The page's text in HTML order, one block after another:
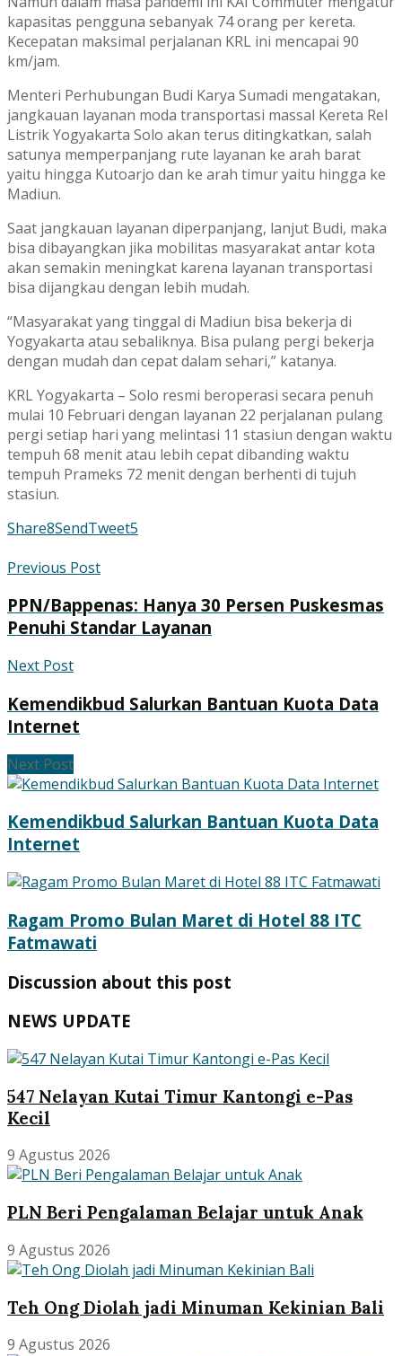
kapasitas pengguna sebanyak 74 orang per kereta.
Kecepatan maksimal perjalanan KRL ini mencapai 90
km/jam.
Menteri Perhubungan Budi Karya Sumadi mengatakan,
jangkauan layanan moda transportasi massal Kereta Rel
Listrik Yogyakarta Solo akan terus ditingkatkan, salah
satunya memperpanjang rute layanan ke arah barat
yaitu hingga Kutoarjo dan ke arah timur yaitu hingga ke
Madiun.
Saat jangkauan layanan diperpanjang, lanjut Budi, maka
bisa dibayangkan jika mobilitas masyarakat antar kota
akan semakin meningkat karena layanan transportasi
bisa dijangkau dengan lebih mudah.
“Masyarakat yang tinggal di Madiun bisa bekerja di
Yogyakarta atau sebaliknya. Bisa pulang pergi bekerja
dengan mudah dan cepat dalam sehari,” katanya.
KRL Yogyakarta – Solo resmi beroperasi secara penuh
mulai 10 Februari dengan layanan 22 perjalanan pulang
pergi setiap hari yang melintasi 11 stasiun dengan waktu
tempuh 68 menit atau lebih cepat dibanding waktu
tempuh Prameks 72 menit dengan berhenti di tujuh
stasiun.
Share8SendTweet5
Previous Post
PPN/Bappenas: Hanya 30 Persen Puskesmas
Penuhi Standar Layanan
Next Post
Kemendikbud Salurkan Bantuan Kuota Data
Internet
Next Post
Kemendikbud Salurkan Bantuan Kuota Data
Internet
Ragam Promo Bulan Maret di Hotel 88 ITC
Fatmawati
Discussion about this post
NEWS UPDATE
547 Nelayan Kutai Timur Kantongi e-Pas
Kecil
9 Agustus 2026
PLN Beri Pengalaman Belajar untuk Anak
9 Agustus 2026
Teh Ong Diolah jadi Minuman Kekinian Bali
9 Agustus 2026